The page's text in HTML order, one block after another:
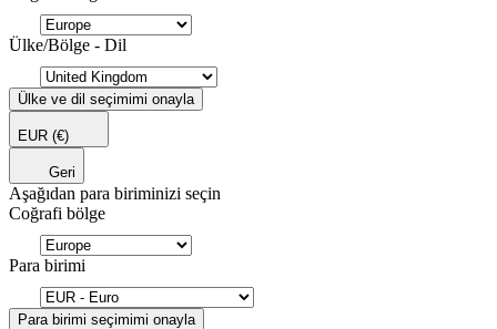
Ülke/Bölge - Dil
Ülke ve dil seçimimi onayla
EUR (€)
Geri
Aşağıdan para biriminizi seçin
Coğrafi bölge
Para birimi
Para birimi seçimimi onayla